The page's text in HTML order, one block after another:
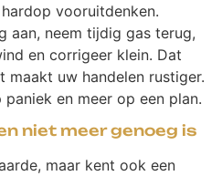
vooruitdenken.
aan, neem tijdig gas terug,
en corrigeer klein. Dat
maakt uw handelen rustiger.
en meer op een plan.
niet meer genoeg is
maar kent ook een